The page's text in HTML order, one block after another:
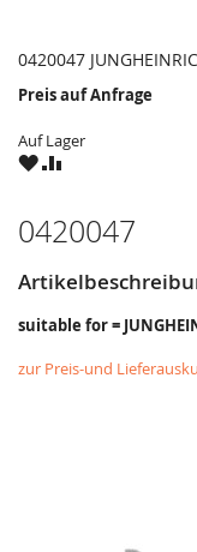
0420047
Preis auf Anfrage
Auf Lager
ZUZU
0420047
suitable for =
zur Preis-und